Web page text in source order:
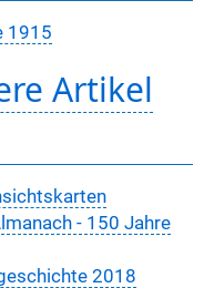
1915
Artikel
- 150 Jahre
2018